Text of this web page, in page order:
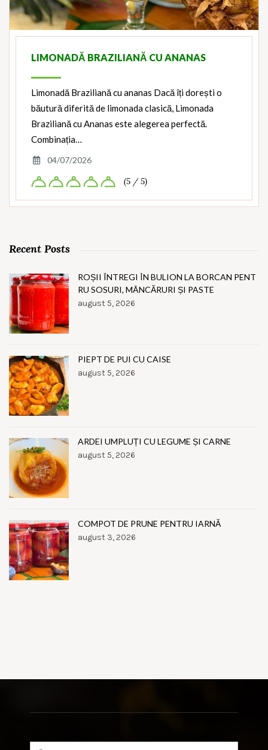
LIMONADĂ BRAZILIANĂ CU ANANAS
Limonadă Braziliană cu ananas Dacă îți dorești o
băutură diferită de limonada clasică, Limonada
Braziliană cu Ananas este alegerea perfectă.
Combinația…
04/07/2026
(5 / 5)
Recent Posts
ROȘII ÎNTREGI ÎN BULION LA BORCAN PENT
RU SOSURI, MÂNCĂRURI ȘI PASTE
august 5, 2026
PIEPT DE PUI CU CAISE
august 5, 2026
ARDEI UMPLUȚI CU LEGUME ȘI CARNE
august 5, 2026
COMPOT DE PRUNE PENTRU IARNĂ
august 3, 2026
Search